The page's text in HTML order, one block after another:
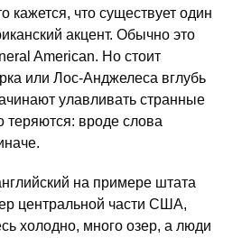
кажется, что существует один
акцент. Обычно это
American. Но стоит
или Лос-Анджелеса вглубь
улавливать странные
теряются: вроде слова
на примере штата
центральной части США,
холодно, много озер, а люди